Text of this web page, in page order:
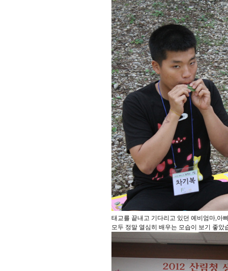
태교를 끝내고 기다리고 있던 예비엄마,아
모두 정말 열심히 배우는 모습이 보기 좋았